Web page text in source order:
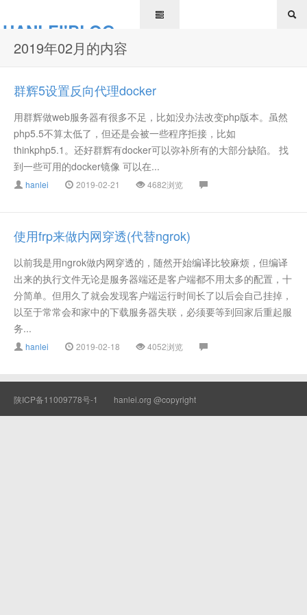
HANLEI'BLOG
2019年02月的内容
群辉5设置反向代理docker
用群辉做web服务器有很多不足，比如没办法改变php版本。虽然
php5.5不算太低了，但还是会被一些程序拒接，比如
thinkphp5.1。还好群辉有docker可以弥补所有的大部分缺陷。 找
到一些可用的docker镜像 可以在...
hanlei 2019-02-21 4682浏览
使用frp来做内网穿透(代替ngrok)
以前我是用ngrok做内网穿透的，随然开始编译比较麻烦，但编译
出来的执行文件无论是服务器端还是客户端都不用太多的配置，十
分简单。但用久了就会发现客户端运行时间长了以后会自己挂掉，
以至于常常会和家中的下载服务器失联，必须要等到回家后重起服
务...
hanlei 2019-02-18 4052浏览
陕ICP备11009778号-1 hanlei.org @copyright